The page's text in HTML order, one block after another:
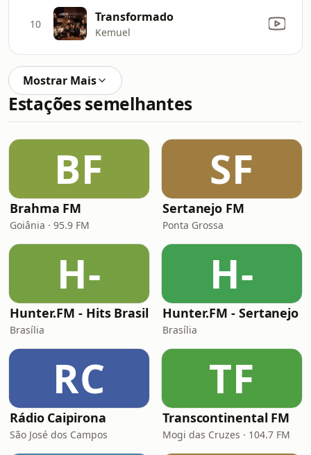
10 Transformado
Kemuel
Mostrar Mais
Estações semelhantes
BF
Brahma FM
Goiânia · 95.9 FM
SF
Sertanejo FM
Ponta Grossa
H-
Hunter.FM - Hits Brasil
Brasília
H-
Hunter.FM - Sertanejo
Brasília
RC
Rádio Caipirona
São José dos Campos
TF
Transcontinental FM
Mogi das Cruzes · 104.7 FM